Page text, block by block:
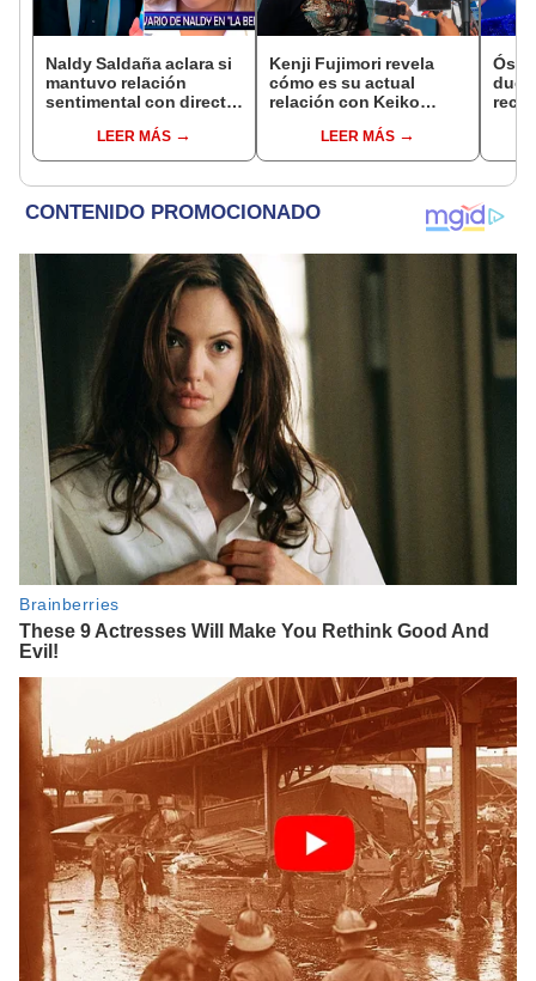
Naldy Saldaña aclara si
mantuvo relación
sentimental con director
denunciarlo por
tocamientos: “Me
LEER MÁS
Kenji Fujimori revela
cómo es su actual
relación con Keiko
ausencia en los
eventos: "Mi familia es
LEER MÁS